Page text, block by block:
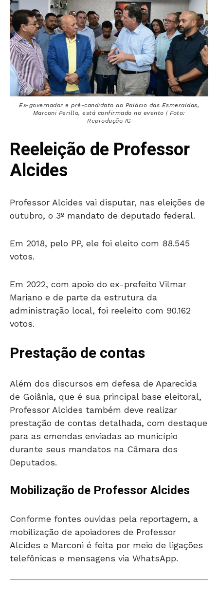
Ex-governador e pré-candidato ao Palácio das Esmeraldas,
Marconi Perillo, está confirmado no evento | Foto:
Reprodução IG
Reeleição de Professor
Alcides
Professor Alcides vai disputar, nas eleições de
outubro, o 3º mandato de deputado federal.
Em 2018, pelo PP, ele foi eleito com 88.545
votos.
Em 2022, com apoio do ex-prefeito Vilmar
Mariano e de parte da estrutura da
administração local, foi reeleito com 90.162
votos.
Prestação de contas
Além dos discursos em defesa de Aparecida
de Goiânia, que é sua principal base eleitoral,
Professor Alcides também deve realizar
prestação de contas detalhada, com destaque
para as emendas enviadas ao município
durante seus mandatos na Câmara dos
Deputados.
Mobilização de Professor Alcides
Conforme fontes ouvidas pela reportagem, a
mobilização de apoiadores de Professor
Alcides e Marconi é feita por meio de ligações
telefônicas e mensagens via WhatsApp.